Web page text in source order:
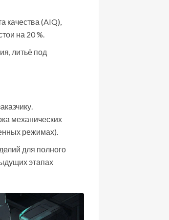
качества (AIQ),
на 20 %.
литьё под
.
механических
режимах).
для полного
этапах